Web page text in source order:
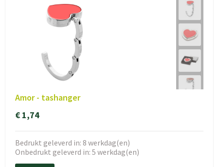
Amor - tashanger
€ 1,74
Bedrukt geleverd in: 8 werkdag(en)
Onbedrukt geleverd in: 5 werkdag(en)